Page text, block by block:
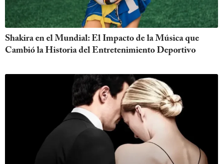
Shakira en el Mundial: El Impacto de la Música que
Cambió la Historia del Entretenimiento Deportivo